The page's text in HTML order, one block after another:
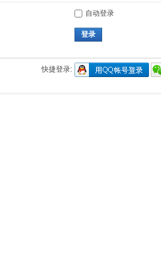
自动登录
登录
快捷登录: